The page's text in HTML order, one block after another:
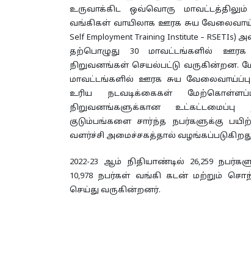
சிறப்புத்
கிராம
முனைவோர்
மஹிலா
உருவாக்கிட ஒவ்வொரு
வங்கிகள் வாயிலாக ஊரக சுய
Self Employment Training Institute –
தற்பொழுது 30 மாவட்டங்களில் ஊரக
நிறுவனங்கள் செயல்பட்டு வருகின்றன.
மாவட்டங்களில் ஊரக சுய
உரிய நடவடிக்கைகள்
நிறுவனங்களுக்கான உட்கட்டமைப்பு
குடும்பங்களை சார்ந்த நபர்களுக்கு
வளர்ச்சி அமைச்சகத்தால்
2022-23 ஆம் நிதியாண்டில் 26,259
10,978 நபர்கள் வங்கி கடன் மற்றும்
செய்து வருகின்றனர்.